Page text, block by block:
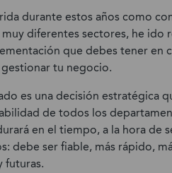
y Bebidas
Moda
de Comunicación y
durante estos años como
diferentes sectores, he
que debes tener en
tu negocio.
es una decisión estratégica
de todos los
en el tiempo, a la hora de
debe ser fiable, más rápido,
futuras.